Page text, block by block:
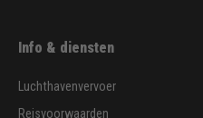
Info & diensten
Luchthavenvervoer
Reisvoorwaarden